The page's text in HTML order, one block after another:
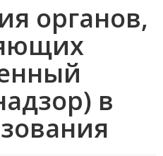
органов,
в